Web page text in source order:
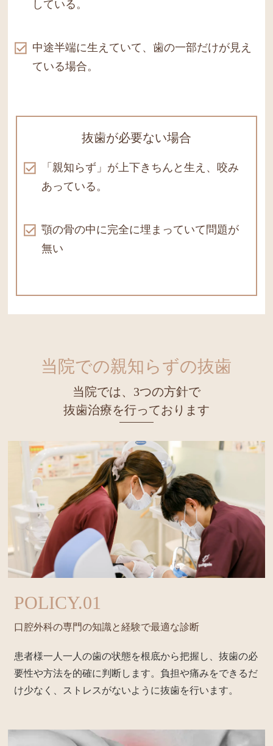
している。
中途半端に生えていて、歯の一部だけが見え
ている場合。
抜歯が必要ない場合
「親知らず」が上下きちんと生え、 咬み
あっている。
顎の骨の中に完全に埋まっていて問題が
無い
当院での親知らずの抜歯
当院では、3つの方針で
抜歯治療を行っております
POLICY.01
口腔外科の専門の知識と経験で最適な診断
患者様一人一人の歯の状態を根底から把握し、抜歯の必
要性や方法を的確に判断します。負担や痛みをできるだ
け少なく、ストレスがないように抜歯を行います。